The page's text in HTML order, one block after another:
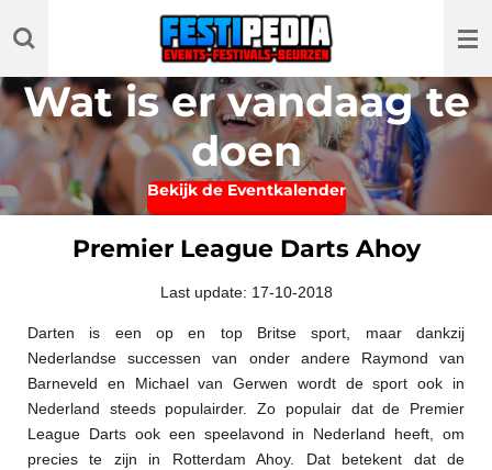
direct
de
hoofdinhoud
Wat is er vandaag te
doen
Bekijk de Eventkalender
Premier League Darts Ahoy
Last update: 17-10-2018
Darten is een op en top Britse sport, maar dankzij
Nederlandse successen van onder andere Raymond van
Barneveld en Michael van Gerwen wordt de sport ook in
Nederland steeds populairder. Zo populair dat de Premier
League Darts ook een speelavond in Nederland heeft, om
precies te zijn in Rotterdam Ahoy. Dat betekent dat de